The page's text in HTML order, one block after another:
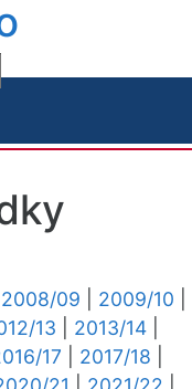
2008/09 2009/10
13 2013/14
17 2017/18